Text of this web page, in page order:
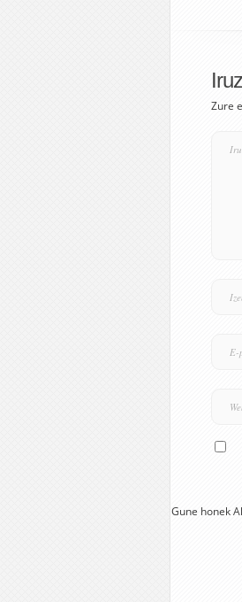
Zure
Gune honek